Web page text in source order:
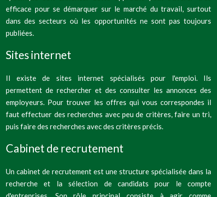
efficace pour se démarquer sur le marché du travail, surtout
dans des secteurs où les opportunités ne sont pas toujours
publiées.
Sites internet
Il existe de sites internet spécialisés pour l'emploi. Ils
permettent de rechercher et des consulter les annonces des
employeurs. Pour trouver les offres qui vous correspondes il
faut effectuer des recherches avec peu de critères, faire un tri,
puis faire des recherches avec des critères précis.
Cabinet de recrutement
Un cabinet de recrutement est une structure spécialisée dans la
recherche et la sélection de candidats pour le compte